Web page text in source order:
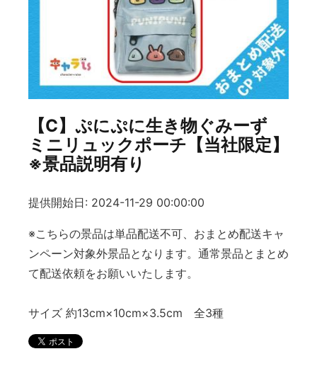
【C】ぷにぷに生き物ぐみーず
ミニリュックポーチ【当社限定】
※景品説明有り
提供開始日: 2024-11-29 00:00:00
※こちらの景品は単品配送不可、おまとめ配送キャ
ンペーン対象外景品となります。通常景品とまとめ
て配送依頼をお願いいたします。
サイズ 約13cm×10cm×3.5cm 全3種